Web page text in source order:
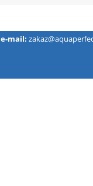
e-mail: